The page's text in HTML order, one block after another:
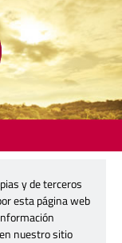
y de terceros
esta página web
nuestro sitio